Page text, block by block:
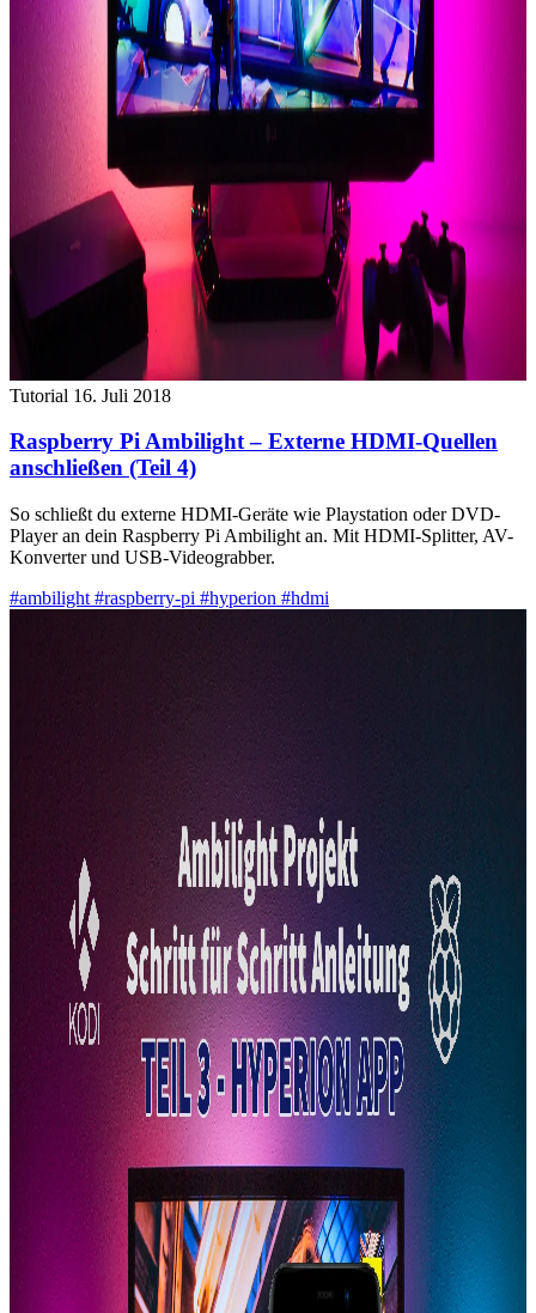
Tutorial 16. Juli 2018
Raspberry Pi Ambilight – Externe HDMI-Quellen
anschließen (Teil 4)
So schließt du externe HDMI-Geräte wie Playstation oder DVD-
Player an dein Raspberry Pi Ambilight an. Mit HDMI-Splitter, AV-
Konverter und USB-Videograbber.
#ambilight #raspberry-pi #hyperion #hdmi